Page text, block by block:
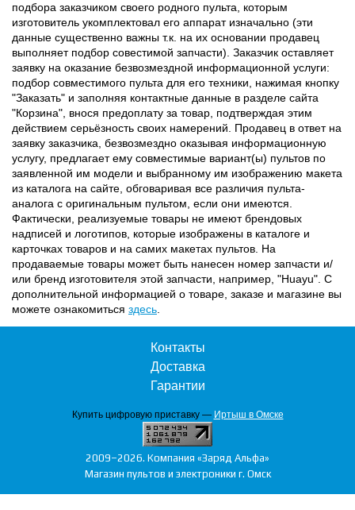
подбора заказчиком своего родного пульта, которым
изготовитель укомплектовал его аппарат изначально (эти
данные существенно важны т.к. на их основании продавец
выполняет подбор совестимой запчасти). Заказчик оставляет
заявку на оказание безвозмездной информационной услуги:
подбор совместимого пульта для его техники, нажимая кнопку
"Заказать" и заполняя контактные данные в разделе сайта
"Корзина", внося предоплату за товар, подтверждая этим
действием серьёзность своих намерений. Продавец в ответ на
заявку заказчика, безвозмездно оказывая информационную
услугу, предлагает ему совместимые вариант(ы) пультов по
заявленной им модели и выбранному им изображению макета
из каталога на сайте, обговаривая все различия пульта-
аналога с оригинальным пультом, если они имеются.
Фактически, реализуемые товары не имеют брендовых
надписей и логотипов, которые изображены в каталоге и
карточках товаров и на самих макетах пультов. На
продаваемые товары может быть нанесен номер запчасти и/
или бренд изготовителя этой запчасти, например, "Huayu". С
дополнительной информацией о товаре, заказе и магазине вы
можете ознакомиться здесь
Контакты
Доставка
Гарантии
2009–2026. Компания «Заряд Альфа»
Магазин пультов и электроники г. Омск
Купить цифровую приставку — Иртыш в Омске